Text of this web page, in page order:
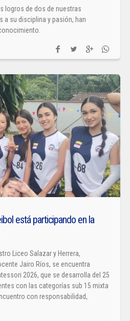
logros de dos de nuestras
a su disciplina y pasión, han
está participando en la
Liceo Salazar y Herrera,
Jairo Ríos, se encuentra
2026, que se desarrolla del 25
con las categorías sub 15 mixta
con responsabilidad,